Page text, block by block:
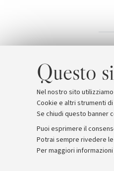
Questo
Nel nostro sito
Cookie e altri strumenti
Se chiudi questo banner
Puoi esprimere il
Potrai sempre rivedere
Per maggiori informazioni
Archivio Comunicati